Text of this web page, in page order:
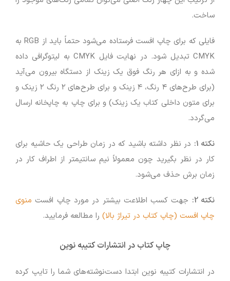
ساخت.
فایلی که برای چاپ افست فرستاده می‌شود حتماً باید از RGB به
CMYK تبدیل شود. در نهایت فایل CMYK به لیتوگرافی داده
شده و به ازای هر رنگ فوق یک زینک از دستگاه بیرون می‌آید
(برای طرح‌های ۴ رنگ، ۴ زینک و برای طرح‌های ۲ رنگ ۲ زینک و
برای متون داخلی کتاب یک زینک) و برای چاپ به چاپخانه ارسال
می‌گردد.
نکته 1:
در نظر داشته باشید که در زمان طراحی یک حاشیه برای
کار در نظر بگیرید چون معمولاً نیم سانتیمتر از اطراف کار در
زمان برش حذف می‌شود.
نکته 2: جهت کسب اطلاعت بیشتر در مورد چاپ افست منوی
چاپ افست (چاپ کتاب در تیراژ بالا) را مطالعه فرمایید.
چاپ کتاب در انتشارات کتیبه نوین
در انتشارات کتیبه نوین ابتدا دست‌نوشته‌های شما را تایپ کرده